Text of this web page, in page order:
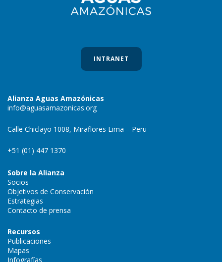
INTRANET
Alianza Aguas Amazónicas
info@aguasamazonicas.org
Calle Chiclayo 1008, Miraflores Lima – Peru
+51 (01) 447 1370
Sobre la Alianza
Socios
Objetivos de Conservación
Estrategias
Contacto de prensa
Recursos
Publicaciones
Mapas
Infografías